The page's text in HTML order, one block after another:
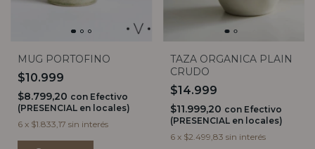
MUG PORTOFINO
$10.999
$8.799,20 con Efectivo
(PRESENCIAL en locales)
6 x $1.833,17 sin interés
TAZA ORGANICA PLAIN
CRUDO
$14.999
$11.999,20 con Efectivo
(PRESENCIAL en locales)
6 x $2.499,83 sin interés